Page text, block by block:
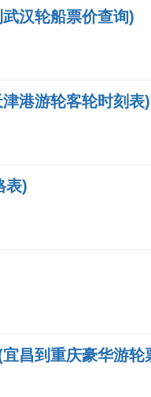
汉轮船票价查询)
港游轮客轮时刻表)
表)
昌到重庆豪华游轮